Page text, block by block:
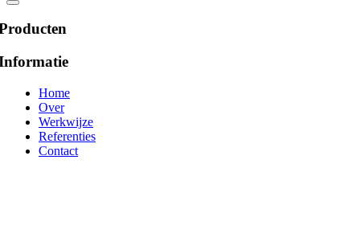
Home
Over
Werkwijze
Referenties
Contact